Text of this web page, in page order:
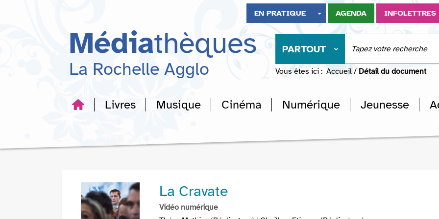
recherche
EN PRATIQUE AGENDA INFOLETTRES
Médiathèques
La Rochelle Agglo
PARTOUT
Vous êtes ici : Accueil / Détail du document
Livres Musique Cinéma Numérique Jeunesse
La Cravate
Vidéo numérique